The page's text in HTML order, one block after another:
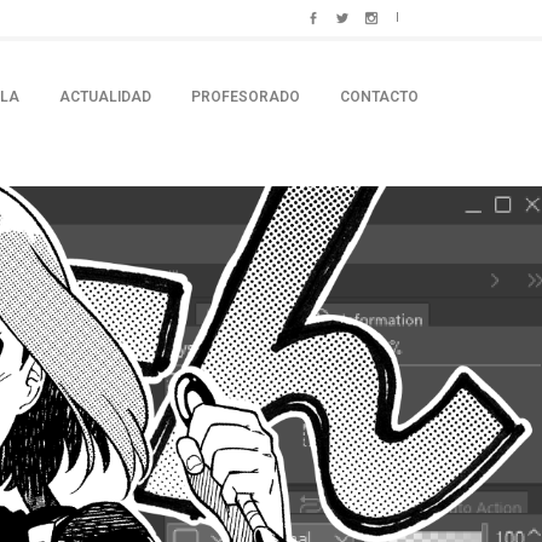
ACTUALIDAD PROFESORADO CONTACTO